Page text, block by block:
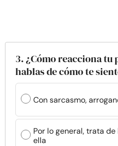
3. ¿Cómo reacciona tu
hablas de cómo te
Con sarcasmo,
Por lo general, trata
ella